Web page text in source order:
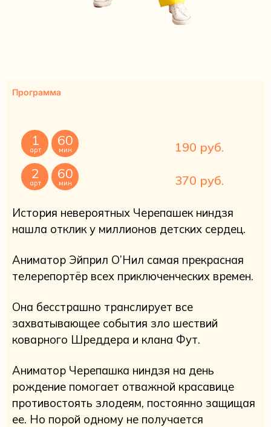
Программа
1
арт
60
мин 190 руб.
2
арт
60
мин 370 руб.
История невероятных Черепашек ниндзя
нашла отклик у миллионов детских сердец.
Аниматор Эйприл О’Нил самая прекрасная
телерепортёр всех приключенческих времен.
Она бесстрашно транслирует все
захватывающее события зло шествий
коварного Шреддера и клана Фут.
Аниматор Черепашка ниндзя на день
рождение помогает отважной красавице
противостоять злодеям, постоянно защищая
ее. Но порой одному не получается